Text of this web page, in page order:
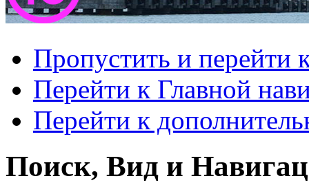
Пропустить и перейти
Перейти к Главной
Перейти к
Поиск, Вид и